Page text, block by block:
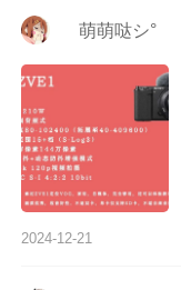
ゞ萌萌哒シ°
2024-12-21